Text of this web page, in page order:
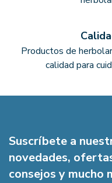
Productos de
calidad para
Suscríbete a
novedades,
consejos y mucho